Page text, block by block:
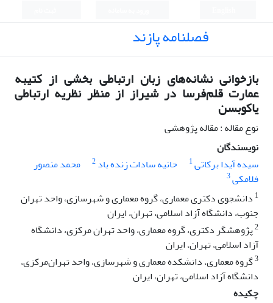
فصلنامه پازند
بازخوانی نشانه‌های زبان ارتباطی بخشی از کتیبه‌
عمارت قلم‌فرسا در شیراز از منظر نظریه ارتباطی
یاکوبسن
نوع مقاله : مقاله پژوهشی
نویسندگان
سیده آیدا برکاتی1 حانیه سادات زنده باد2
محمد منصور
فلامکی3
1 دانشجوی دکتری معماری، گروه معماری و شهرسازی، واحد تهران
جنوب، دانشگاه آزاد اسلامی، تهران، ایران
2پژوهشگر دکتری، گروه معماری، واحد تهران مرکزی، دانشگاه
آزاد اسلامی، تهران، ایران
3گروه معماری، دانشکده معماری و شهرسازی، واحد تهران‌مرکزی،
دانشگاه آزاد اسلامی، تهران، ایران
چکیده